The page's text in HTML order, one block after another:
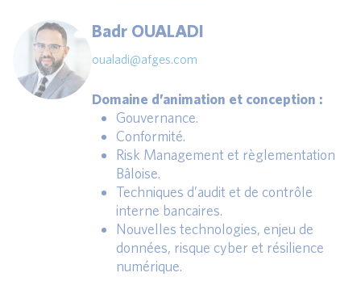
Badr OUALADI
oualadi@afges.com
Domaine d’animation et conception :
Gouvernance.
Conformité.
Risk Management et règlementation
Bâloise.
Techniques d’audit et de contrôle
interne bancaires.
Nouvelles technologies, enjeu de
données, risque cyber et résilience
numérique.